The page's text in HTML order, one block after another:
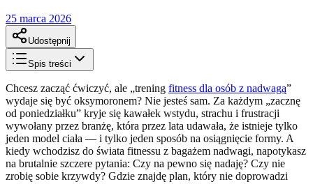
25 marca 2026
Udostępnij
Spis treści
Chcesz zacząć ćwiczyć, ale „trening fitness dla osób z nadwagą”
wydaje się być oksymoronem? Nie jesteś sam. Za każdym „zacznę
od poniedziałku” kryje się kawałek wstydu, strachu i frustracji
wywołany przez branżę, która przez lata udawała, że istnieje tylko
jeden model ciała — i tylko jeden sposób na osiągnięcie formy. A
kiedy wchodzisz do świata fitnessu z bagażem nadwagi, napotykasz
na brutalnie szczere pytania: Czy na pewno się nadaję? Czy nie
zrobię sobie krzywdy? Gdzie znajdę plan, który nie doprowadzi